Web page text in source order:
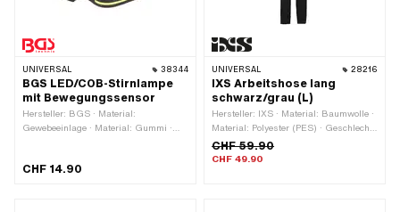
UNIVERSAL 38344
BGS LED/COB-Stirnlampe
mit Bewegungssensor
Hersteller: BGS · Material:
Gewebeeinlage · Material: Gummi ·
Anwendungsbereich: Elektrowerkzeug
CHF 14.90
UNIVERSAL 28216
IXS Arbeitshose lang
schwarz/grau (L)
Hersteller: IXS · Material: Baumwolle ·
Material: Polyester (PES) · Geschlecht:
Unisex · Farbe: grau · Farbe: schwarz
· Grösse: L · Grösse: M · Grösse: S ·
CHF 59.90
CHF 49.90